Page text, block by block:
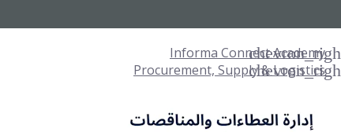
Informa Connect Academy
Procurement, Supply & Logistics